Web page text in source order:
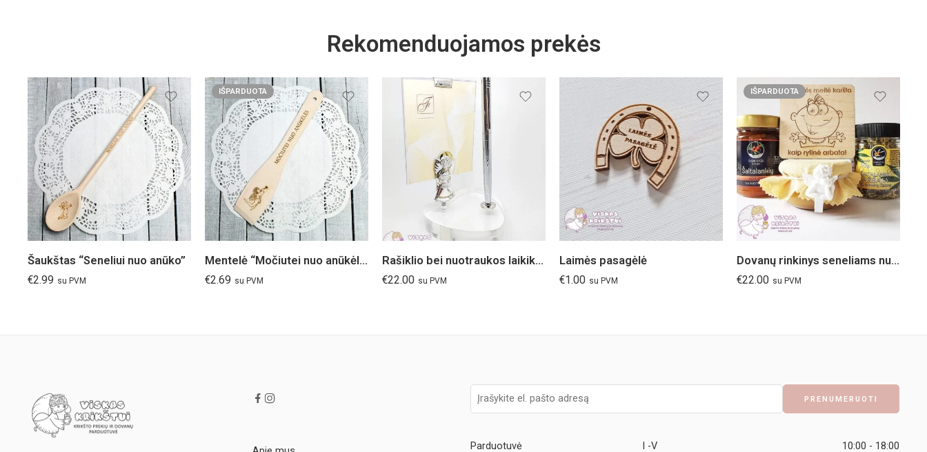
Rekomenduojamos prekės
Šaukštas “Seneliui nuo anūko”
€2.99 su PVM
IŠPARDUOTA
Mentelė “Močiutei nuo anūkėlės”
€2.69 su PVM
Rašiklio bei nuotraukos laikiklis Angeliukas
€22.00 su PVM
Laimės pasagėlė
€1.00 su PVM
IŠPARDUOTA
Dovanų rinkinys seneliams nuo anūkėlės
€22.00 su PVM
Parduotuvė I -V 10:00 - 18:00